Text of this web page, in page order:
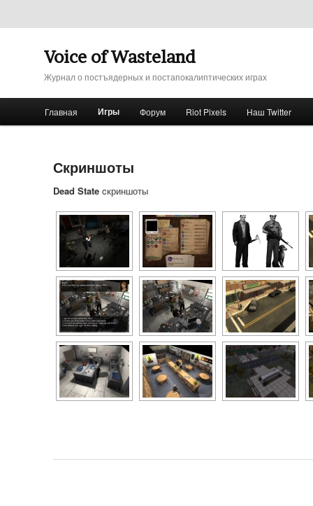
Voice of Wasteland
Журнал о постъядерных и постапокалиптических играх
Перейти к основному содержимому
Перейти к дополнительному содержимому
Главная Игры Форум Riot Pixels Наш Twitter
Скриншоты
Dead State cкриншоты